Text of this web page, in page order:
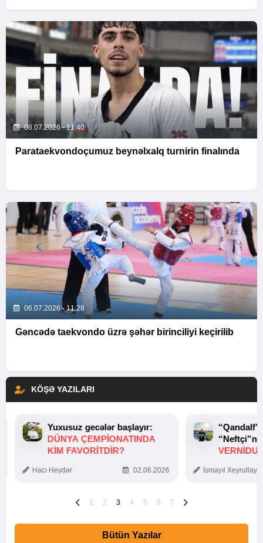
08.07.2026 - 11:40
Parataekvondoçumuz beynəlxalq turnirin finalında
06.07.2026 - 11:28
Gəncədə taekvondo üzrə şəhər birinciliyi keçirilib
KÖŞƏ YAZILARI
Yuxusuz gecələr başlayır:
DÜNYA ÇEMPIONATINDA
KIM FAVORITDIR?
Hacı Heydər 02.06.2026 İsmayıl
1 2 3 4 5 6 7
Bütün Yazılar